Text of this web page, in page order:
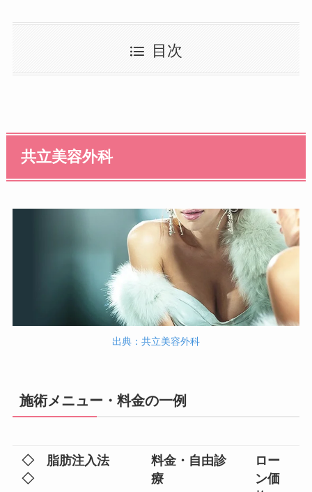
目次
共立美容外科
出典：共立美容外科
施術メニュー・料金の一例
◇ 脂肪注入法
◇
料金・自由診
療
ロー
ン価